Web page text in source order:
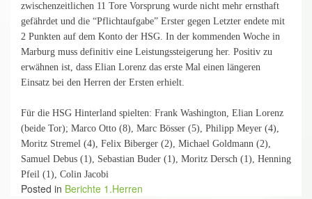
zwischenzeitlichen 11 Tore Vorsprung wurde nicht mehr ernsthaft
gefährdet und die “Pflichtaufgabe” Erster gegen Letzter endete mit
2 Punkten auf dem Konto der HSG. In der kommenden Woche in
Marburg muss definitiv eine Leistungssteigerung her. Positiv zu
erwähnen ist, dass Elian Lorenz das erste Mal einen längeren
Einsatz bei den Herren der Ersten erhielt.
Für die HSG Hinterland spielten: Frank Washington, Elian Lorenz
(beide Tor); Marco Otto (8), Marc Bösser (5), Philipp Meyer (4),
Moritz Stremel (4), Felix Biberger (2), Michael Goldmann (2),
Samuel Debus (1), Sebastian Buder (1), Moritz Dersch (1), Henning
Pfeil (1), Colin Jacobi
Posted in Berichte 1.Herren